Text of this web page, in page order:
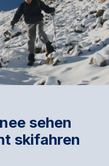
sehen
skifahren